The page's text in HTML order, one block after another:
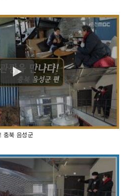
충북 음성군